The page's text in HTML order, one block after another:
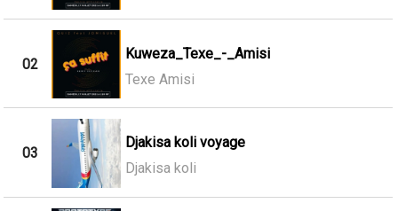
02
Kuweza_Texe_-_Amisi
Texe Amisi
03
Djakisa koli voyage
Djakisa koli